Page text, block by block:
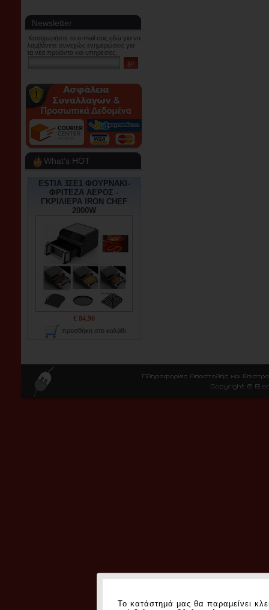
Newsletter
Καταχωρήστε το e-mail σας εδώ για να
λαμβάνετε συνεχώς ενημερώσεις για
τα νέα προϊόντα και υπηρεσίες.
What's HOT
ESTIA 3ΣΕ1 ΦΟΥΡΝΑΚΙ-
ΦΡΙΤΕΖΑ ΑΕΡΟΣ -
ΓΚΡΙΛΙΕΡΑ IRON CHEF
2000W
€ 84,90
προσθήκη στο καλάθι
Το κατάστημά μας θα παραμείνει